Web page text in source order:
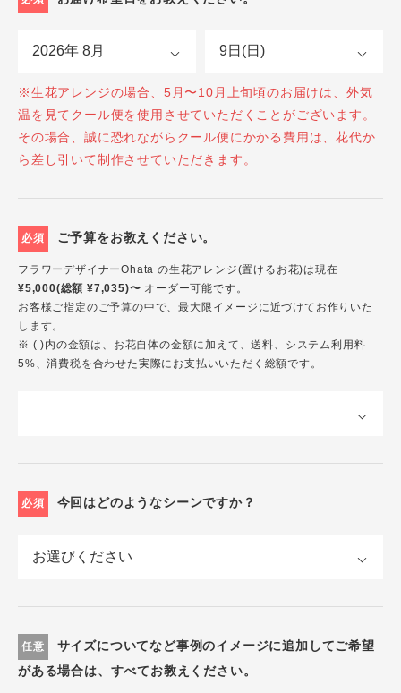
※生花アレンジの場合、5月〜10月上旬頃のお届けは、外気
温を見てクール便を使用させていただくことがございます。
その場合、誠に恐れながらクール便にかかる費用は、花代か
ら差し引いて制作させていただきます。
必須 ご予算をお教えください。
フラワーデザイナーOhata の生花アレンジ(置けるお花)は現在
¥5,000(総額 ¥7,035)〜 オーダー可能です。
お客様ご指定のご予算の中で、最大限イメージに近づけてお作りいた
します。
※ ( )内の金額は、お花自体の金額に加えて、送料、システム利用料
5%、消費税を合わせた実際にお支払いいただく総額です。
必須 今回はどのようなシーンですか？
任意
サイズについてなど事例のイメージに追加してご希望
がある場合は、すべてお教えください。